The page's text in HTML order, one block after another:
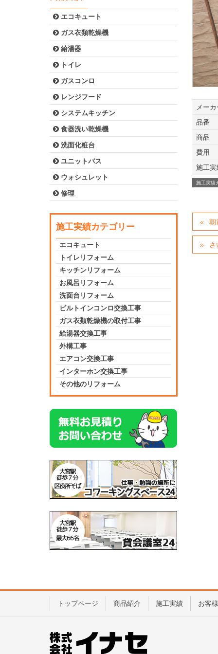
メー
品番
商品
費用
施工
施工実績
朝
さ
エコキュート
ガス衣類乾燥機
給湯器
トイレ
ガスコンロ
レンジフード
システムキッチン
食器洗い乾燥機
洗面化粧台
ユニットバス
ウォシュレット
修理
施工実績カテゴリー
エコキュート
トイレリフォーム
キッチンリフォーム
お風呂リフォーム
洗面台リフォーム
ビルトインコンロ交換工事
ガス衣類乾燥機の取付工事
給湯器交換工事
外構工事
エアコン交換工事
インターホン交換工事
その他のリフォーム
トップページ 商品紹介 施工実績 お客